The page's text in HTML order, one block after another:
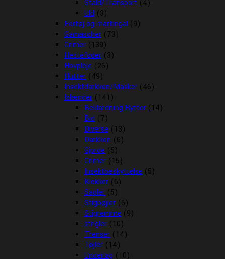
Stald/Transport (4)
Uld (3)
Fortøj og martingal (9)
Gamascher (73)
Grimer (139)
Hestefoder (3)
Hovpleje (26)
Hutter (49)
Insektdækken/Masker (46)
Islænder (141)
Beklædning Rytter (14)
Bid (7)
Diverse (13)
Dækken (6)
Gjorde (5)
Grimer (15)
Insektbeskyttelse (5)
Klokker (6)
Sadler (5)
Stigbøjler (6)
Stigremme (9)
strigler (10)
Trenser (14)
Tøjler (14)
Underlag (10)